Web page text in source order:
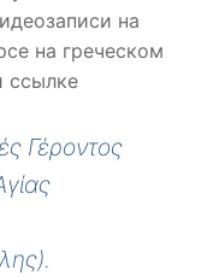
на
на греческом
ссылке
Γέροντος